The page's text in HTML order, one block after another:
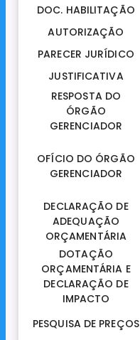
DOC. HABILITAÇÃO
AUTORIZAÇÃO
PARECER JURÍDICO
JUSTIFICATIVA
RESPOSTA DO
ÓRGÃO
GERENCIADOR
OFÍCIO DO ÓRGÃO
GERENCIADOR
DECLARAÇÃO DE
ADEQUAÇÃO
ORÇAMENTÁRIA
DOTAÇÃO
ORÇAMENTÁRIA E
DECLARAÇÃO DE
IMPACTO
PESQUISA DE PREÇOS